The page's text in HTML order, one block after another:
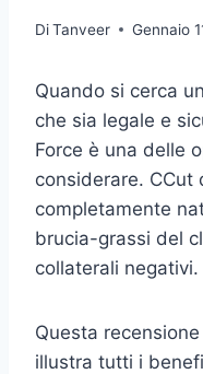
DiTanveer Gennaio
Quando si cerca
che sia legale e
Force è una delle
considerare. CCut
completamente
brucia-grassi del
collaterali negativi.
Questa
illustra tutti i